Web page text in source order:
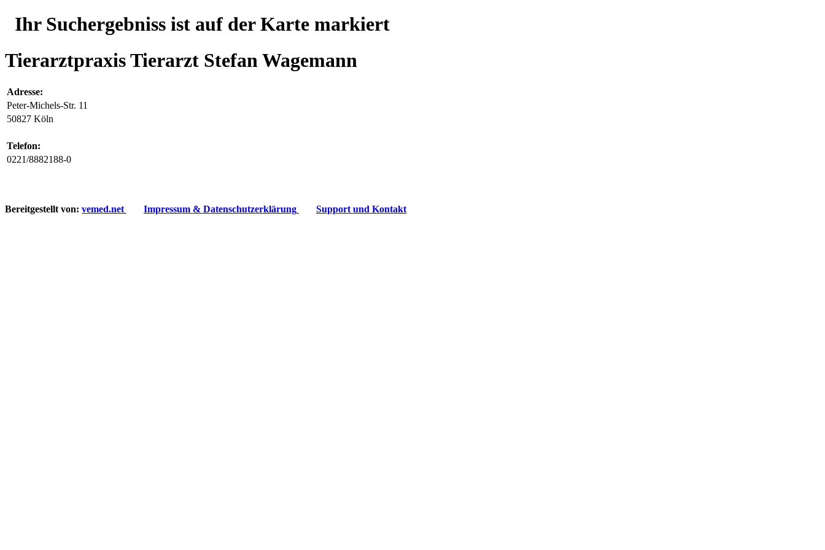
Ihr Suchergebniss ist auf der Karte markiert
Tierarztpraxis Tierarzt Stefan Wagemann
Adresse:
Peter-Michels-Str. 11
50827 Köln
Telefon:
0221/8882188-0
Bereitgestellt von: vemed.net Impressum & Datenschutzerklärung Support und Kontakt